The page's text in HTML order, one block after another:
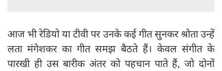
आज भी रेडियो या टीवी पर उनके कई गीत सुनकर श्रोता उन्हें
लता मंगेशकर का गीत समझ बैठते हैं। केवल संगीत के
पारखी ही उस बारीक अंतर को पहचान पाते हैं, जो दोनों